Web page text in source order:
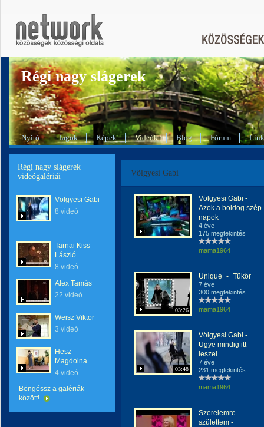
Régi nagy slágerek
Nyitó Tagok Képek Videók Blog Fórum
Régi nagy slágerek
videógalériái
Völgyesi Gabi
8 videó
Tarnai Kiss
László
8 videó
Alex Tamás
22 videó
Weisz Viktor
3 videó
Hesz
Magdolna
4 videó
Böngéssz a galériák
között!
Völgyesi Gabi
Völgyesi Gabi -
Azok a boldog szép
napok
4 éve
175 megtekintés
mama1964
03:26
Unique_-_Tükör
7 éve
300 megtekintés
mama1964
03:48
Völgyesi Gabi -
Ugye mindig itt
leszel
7 éve
231 megtekintés
mama1964
Szerelemre
születtem -